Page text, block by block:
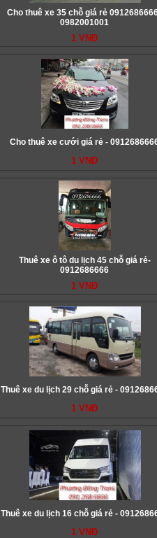
Cho thuê xe 35 chỗ giá rẻ
0982001001
1 VNĐ
Cho thuê xe cưới giá rẻ -
1 VNĐ
Thuê xe ô tô du lịch 45 chỗ giá rẻ-
0912686666
1 VNĐ
Thuê xe du lịch 29 chỗ giá rẻ -
1 VNĐ
Thuê xe du lịch 16 chỗ giá rẻ -
1 VNĐ